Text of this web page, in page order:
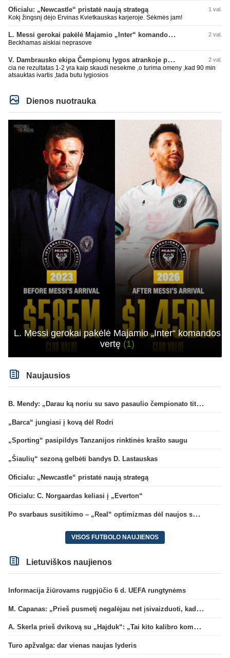
Oficialu: „Newcastle“ pristatė naują strategą 1 val.
Kokį žingsnį dėjo Ervinas Kvietkauskas karjeroje. Sėkmės jam!
L. Messi gerokai pakėlė Majamio „Inter“ komandos vertę 2 val.
Beckhamas aiskiai neprasove
V. Dambrausko ekipa Čempionų lygos atrankoje patyrė skaudžią nesėkmę 2 val.
cia ne rezultatas 1-2 yra kaip skaudi nesekme ,o turima omeny ,kad 90 min
atsauktas ivartis ,tada butu lygiosios
Dienos nuotrauka
L. Messi gerokai pakėlė Majamio „Inter“ komandos
vertę (1)
Naujausios
B. Mendy: „Darau ką noriu su savo pasaulio čempionato titulu“
„Barca“ jungiasi į kovą dėl Rodri
„Sporting“ pasipildys Tanzanijos rinktinės krašto saugu
„Šiaulių“ sezoną gelbėti bandys D. Lastauskas
Oficialu: „Newcastle“ pristatė naują strategą
Oficialu: C. Norgaardas keliasi į „Everton“
Po svarbaus susitikimo – „Real“ optimizmas dėl naujos sutarties su Viniciumi
VISOS FUTBOLO NAUJIENOS
Lietuviškos naujienos
Informacija žiūrovams rugpjūčio 6 d. UEFA rungtynėms
M. Capanas: „Prieš pusmetį negalėjau net įsivaizduoti, kad žaisime prieš „Hajduk“
A. Skerla prieš dvikovą su „Hajduk“: „Tai kito kalibro komanda“
Turo apžvalga: dar vienas naujas lyderis